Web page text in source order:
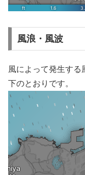
風浪・風波
風によって発生する
下のとおりです。